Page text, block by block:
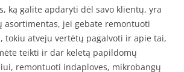
ką galite apdaryti dėl savo klientų, yra
asortimentas, jei gebate remontuoti
tokiu atveju vertėtų pagalvoti ir apie tai,
teikti ir dar keletą papildomų
remontuoti indaploves, mikrobangų